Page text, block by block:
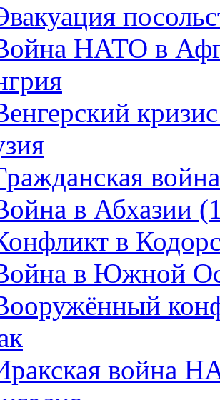
НАТО в
в Абхазии
в
в Южной
война